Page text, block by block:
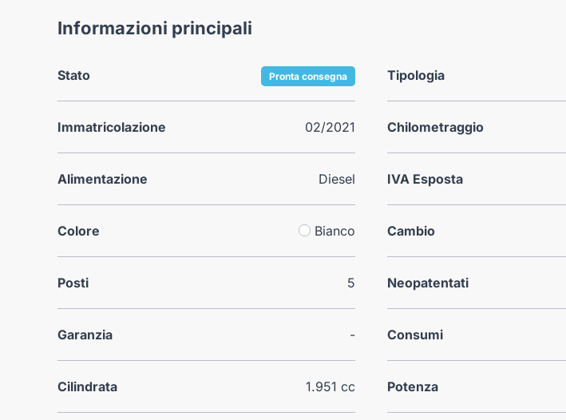
Informazioni principali
Stato Pronta consegna Tipologia
Immatricolazione 02/2021 Chilometraggio
Alimentazione Diesel IVA Esposta
Colore Bianco Cambio
Posti 5 Neopatentati
Garanzia - Consumi
Cilindrata 1.951 cc Potenza